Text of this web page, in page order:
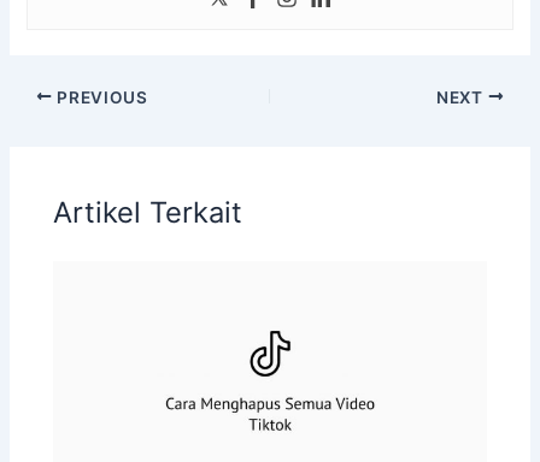
PREVIOUS NEXT
Artikel Terkait